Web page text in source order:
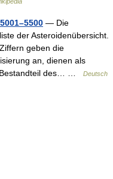
— Die
der Asteroidenübersicht.
geben die
an, dienen als
Bestandteil des… …
Deutsch